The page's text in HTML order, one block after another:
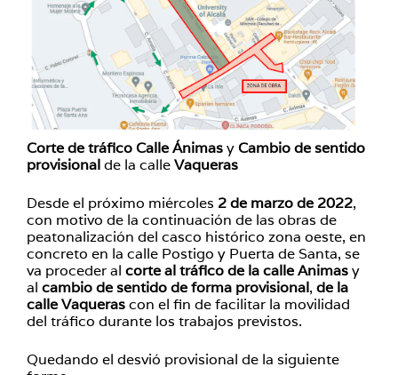
Corte de tráfico Calle Ánimasy Cambio de sentido
provisionalde la calleVaqueras
Desde el próximo miércoles 2 de marzo de 2022,
con motivo de la continuación de las obras de
peatonalización del casco histórico zona oeste, en
concreto en la calle Postigo y Puerta de Santa, se
va proceder al corte al tráfico de la calle Animasy
al cambio de sentido de forma provisional, de la
calle Vaquerascon el fin de facilitar la movilidad
del tráfico durante los trabajos previstos.
Quedando el desvió provisional de la siguiente